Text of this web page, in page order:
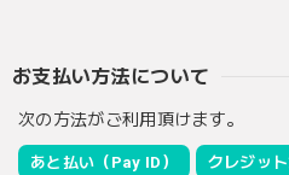
お支払い方法について
次の方法がご利用頂けます。
あと払い（Pay ID） クレジッ